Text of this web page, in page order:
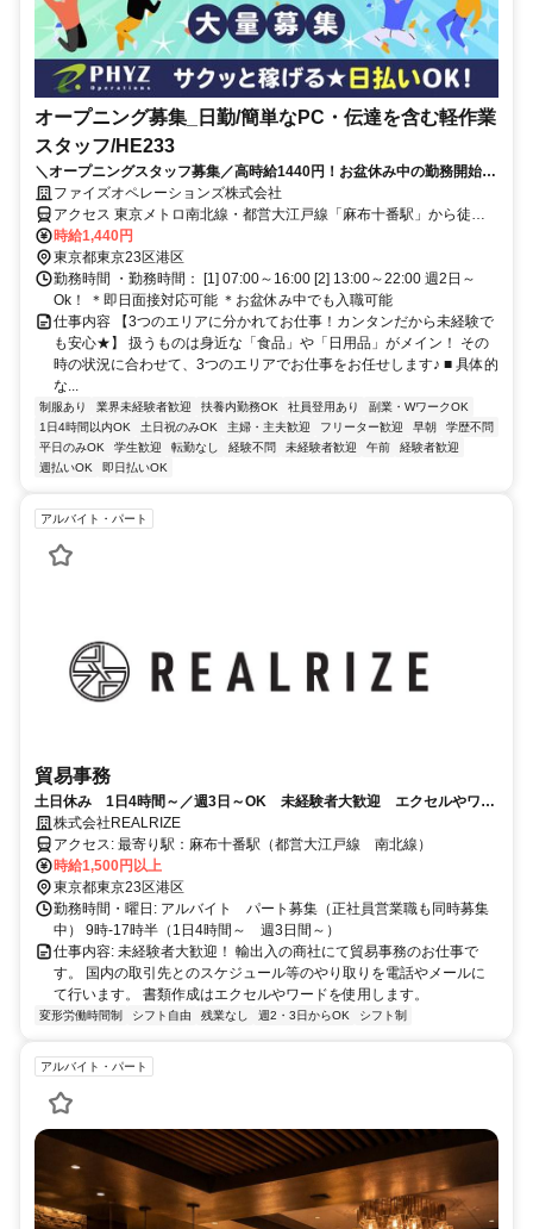
オープニング募集_日勤/簡単なPC・伝達を含む軽作業
スタッフ/HE233
＼オープニングスタッフ募集／高時給1440円！お盆休み中の勤務開始も
可能★未経験もOK！”早く働きたい！”という方必見★
ファイズオペレーションズ株式会社
アクセス 東京メトロ南北線・都営大江戸線「麻布十番駅」から徒歩4
分/都営大江戸線「赤羽橋駅」から徒歩8分
時給1,440円
東京都東京23区港区
勤務時間 ・勤務時間： [1] 07:00～16:00 [2] 13:00～22:00 週2日～
Ok！ ＊即日面接対応可能 ＊お盆休み中でも入職可能
仕事内容 【3つのエリアに分かれてお仕事！カンタンだから未経験で
も安心★】 扱うものは身近な「食品」や「日用品」がメイン！ その
時の状況に合わせて、3つのエリアでお仕事をお任せします♪ ■ 具体的
な...
制服あり 業界未経験者歓迎 扶養内勤務OK 社員登用あり
副業・WワークOK
1日4時間以内OK
土日祝のみOK 主婦・主夫歓迎 フリーター歓迎 早朝
学歴不問
平日のみOK
学生歓迎 転勤なし 経験不問 未経験者歓迎 午前
経験者歓迎
週払いOK
即日払いOK
アルバイト・パート
貿易事務
土日休み 1日4時間～／週3日～OK 未経験者大歓迎 エクセルやワー
ドでの書類作成 電話にて取引先とのスケジュール調整等がメイン業務
株式会社REALRIZE
アクセス: 最寄り駅：麻布十番駅（都営大江戸線 南北線）
時給1,500円以上
東京都東京23区港区
勤務時間・曜日: アルバイト パート募集（正社員営業職も同時募集
中） 9時-17時半（1日4時間～ 週3日間～）
仕事内容: 未経験者大歓迎！ 輸出入の商社にて貿易事務のお仕事で
す。 国内の取引先とのスケジュール等のやり取りを電話やメールに
て行います。 書類作成はエクセルやワードを使用します。
変形労働時間制 シフト自由 残業なし 週2・3日からOK シフト制
アルバイト・パート